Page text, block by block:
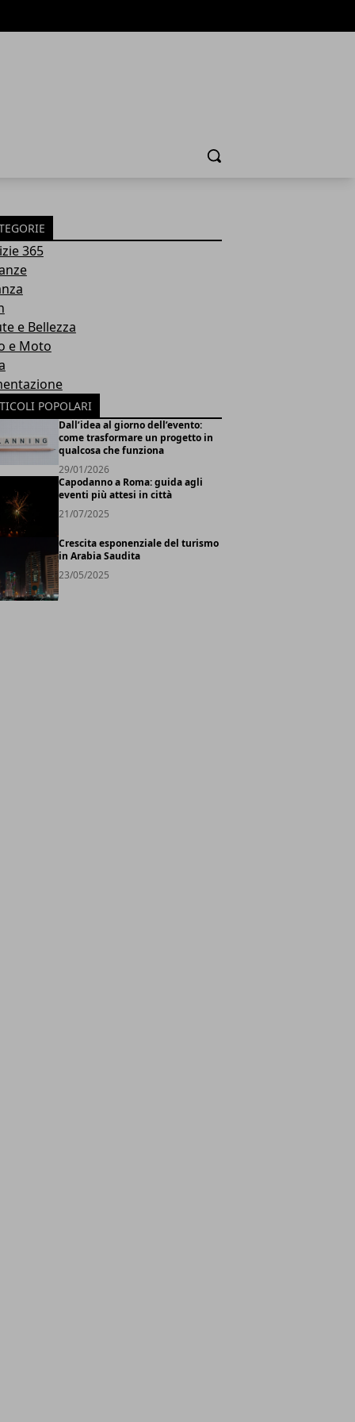
Cerca
365
e Bellezza
e Moto
POPOLARI
Dall’idea al giorno dell’evento:
come trasformare un progetto in
qualcosa che funziona
29/01/2026
Capodanno a Roma: guida agli
eventi più attesi in città
21/07/2025
Crescita esponenziale del turismo
in Arabia Saudita
23/05/2025